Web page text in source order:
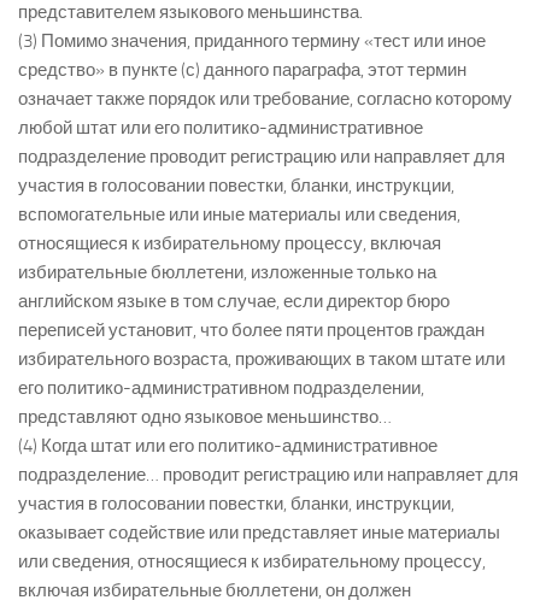
представителем языкового меньшинства.
(3) Помимо значения, приданного термину «тест или иное
средство» в пункте (с) данного параграфа, этот термин
означает также порядок или требование, согласно которому
любой штат или его политико-административное
подразделение проводит регистрацию или направляет для
участия в голосовании повестки, бланки, инструкции,
вспомогательные или иные материалы или сведения,
относящиеся к избирательному процессу, включая
избирательные бюллетени, изложенные только на
английском языке в том случае, если директор бюро
переписей установит, что более пяти процентов граждан
избирательного возраста, проживающих в таком штате или
его политико-административном подразделении,
представляют одно языковое меньшинство…
(4) Когда штат или его политико-административное
подразделение… проводит регистрацию или направляет для
участия в голосовании повестки, бланки, инструкции,
оказывает содействие или представляет иные материалы
или сведения, относящиеся к избирательному процессу,
включая избирательные бюллетени, он должен